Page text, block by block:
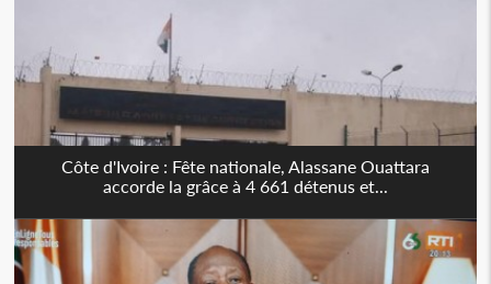
Côte d'Ivoire : Fête nationale, Alassane Ouattara
accorde la grâce à 4 661 détenus et...